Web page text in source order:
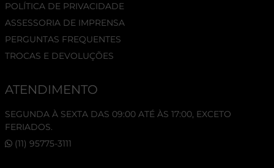
POLÍTICA DE PRIVACIDADE
ASSESSORIA DE IMPRENSA
PERGUNTAS FREQUENTES
TROCAS E DEVOLUÇÕES
ATENDIMENTO
SEGUNDA À SEXTA DAS 09:00 ATÉ ÀS 17:00, EXCETO
FERIADOS.
(11) 95775-3111